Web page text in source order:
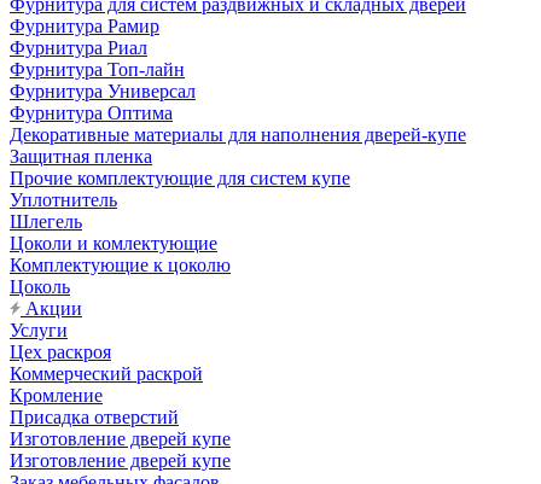
Фурнитура для систем раздвижных и складных дверей
Фурнитура Рамир
Фурнитура Риал
Фурнитура Топ-лайн
Фурнитура Универсал
Фурнитура Оптима
Декоративные материалы для наполнения дверей-купе
Защитная пленка
Прочие комплектующие для систем купе
Уплотнитель
Шлегель
Цоколи и комлектующие
Комплектующие к цоколю
Цоколь
Акции
Услуги
Цех раскроя
Коммерческий раскрой
Кромление
Присадка отверстий
Изготовление дверей купе
Изготовление дверей купе